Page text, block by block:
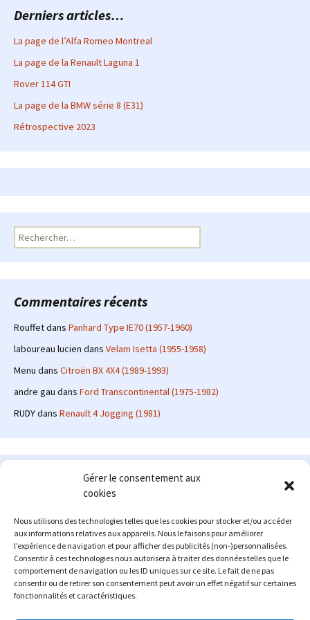
Gérer le consentement aux
cookies
Nous utilisons des technologies telles que les cookies pour stocker et/ou accéder
aux informations relatives aux appareils. Nous le faisons pour améliorer
l’expérience de navigation et pour afficher des publicités (non-)personnalisées.
Consentir à ces technologies nous autorisera à traiter des données telles que le
comportement de navigation ou les ID uniques sur ce site. Le fait de ne pas
consentir ou de retirer son consentement peut avoir un effet négatif sur certaines
fonctionnalités et caractéristiques.
Derniers articles…
La page de l’Alfa Romeo Montreal
La page de la Renault Laguna 1
Rover 114 GTI
La page de la BMW série 8 (E31)
Rétrospective 2023
Rechercher :
Commentaires récents
Rouffetdans Panhard Type IE70 (1957-1960)
laboureau lucien dans Velam Isetta (1955-1958)
Menu dans Citroën BX 4X4 (1989-1993)
andre gau dans Ford Transcontinental (1975-1982)
RUDYdans Renault 4 Jogging (1981)
Le site en quelques mots
: passionné d'automobile ancienne depuis de
nombreuses années, j'ai commencé à partager ma passion sur
internet à partir de 2009 au travers d'un blog qui a connu un relatif
succès. Fin 2013, je décide de prendre mon autonomie et me lancer
avec mon propre site : l'Automobile Ancienne.
Me contacter : alex(at)lautomobileancienne.com